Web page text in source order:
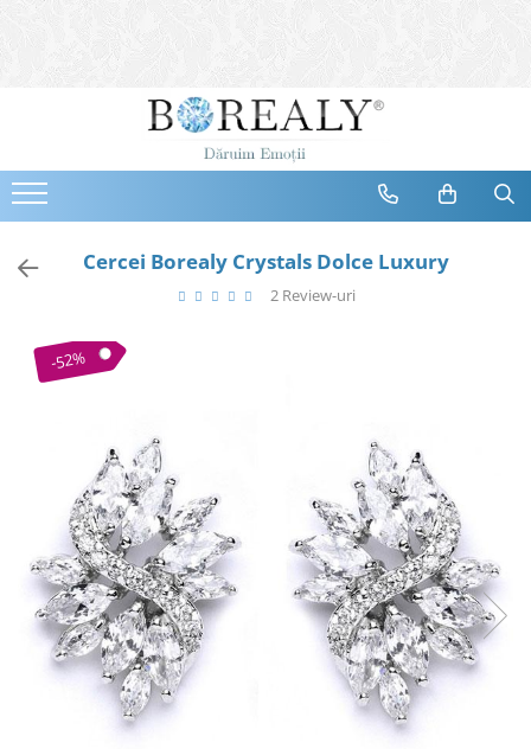
Bijuterii
Cercei
Bratari
Coliere
Tiare
Destinatari
Bijuterii Copii
Bijuterii Mirese
Selectii
Reduceri
Cele mai noi
Cele mai vandute
Cele mai votate
Cu video
0 Lei - 100 Lei
Cercei Borealy Crystals Dolce Luxury
2 Review-uri
-52%